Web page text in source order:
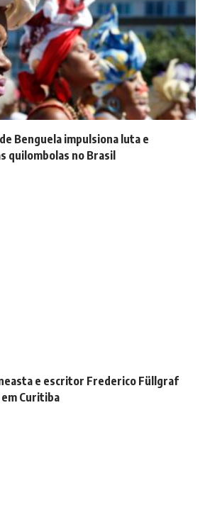
Benguela impulsiona luta e
quilombolas no Brasil
e escritor Frederico Füllgraf
Curitiba